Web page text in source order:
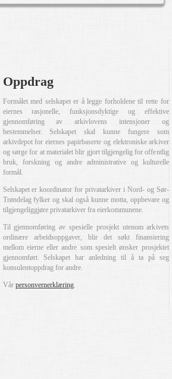
Oppdrag
Formålet med selskapet er å legge forholdene til rette for
eiernes rasjonelle, funksjonsdyktige og effektive
gjennomføring av arkivlovens intensjoner og
bestemmelser. Selskapet skal kunne fungere som
arkivdepot for eiernes papirbaserte og elektroniske arkiver
og sørge for at materialet blir gjort tilgjengelig for offentlig
bruk, forskning og andre administrative og kulturelle
formål.
Selskapet er koordinator for privatarkiver i Nord- og Sør-
Trøndelag fylker og skal også kunne motta, oppbevare og
tilgjengeliggjøre privatarkiver fra eierkommunene.
Til gjennomføring av spesielle prosjekt utenom arkivets
ordinære arbeidsoppgaver, blir det søkt finansiering
mellom eierne eller andre som spesielt ønsker prosjektet
gjennomført. Selskapet har anledning til å ta på seg
konsulentoppdrag for andre.
Vår personvernerklæring.